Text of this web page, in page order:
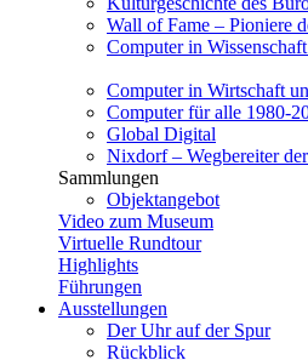
Wall of Fame – Pioniere
Computer in
Computer in Wirtschaft
Computer für alle 1980-
Global Digital
Nixdorf – Wegbereiter
Sammlungen
Objektangebot
Video zum Museum
Virtuelle Rundtour
Highlights
Führungen
Ausstellungen
Der Uhr auf der Spur
Rückblick